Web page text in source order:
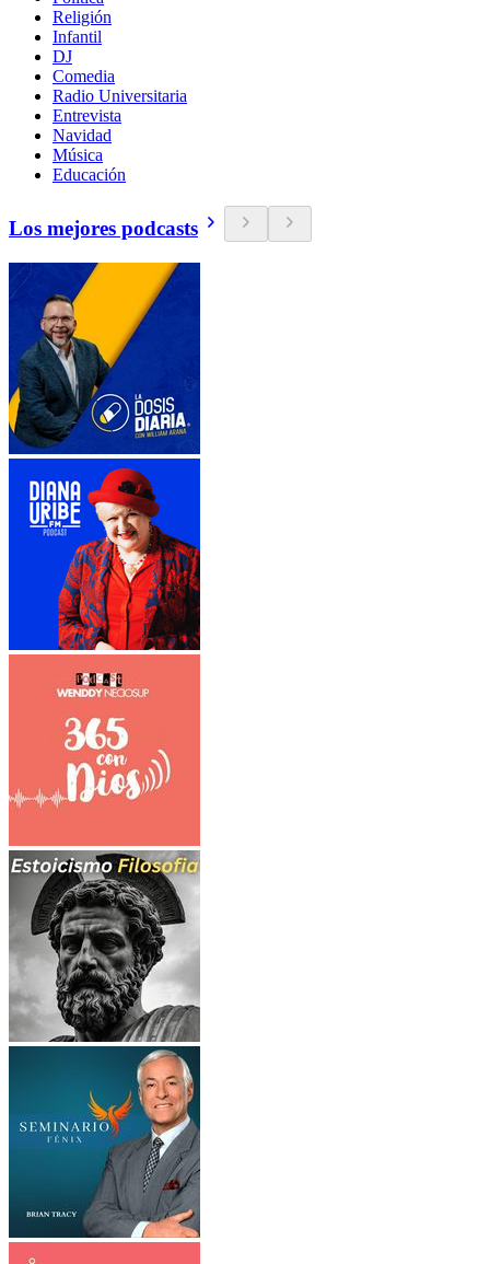
Religión
Infantil
DJ
Comedia
Radio Universitaria
Entrevista
Navidad
Música
Educación
Los mejores podcasts